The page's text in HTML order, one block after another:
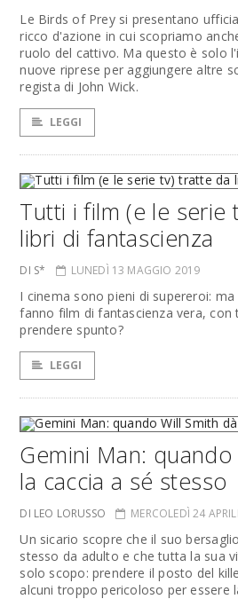
Le Birds of Prey si presentano
ricco d'azione in cui scopriamo
ruolo del cattivo. Ma questo è solo
nuove riprese per aggiungere altre
regista di John Wick.
LEGGI
Tutti i film (e le serie
libri di fantascienza
DI S* LUNEDÌ 13 MAGGIO 2019
I cinema sono pieni di supereroi:
fanno film di fantascienza vera, con
prendere spunto?
LEGGI
Gemini Man: quando
la caccia a sé stesso
DI LEO LORUSSO MERCOLEDÌ 24
Un sicario scopre che il suo
stesso da adulto e che tutta la sua
solo scopo: prendere il posto del
alcuni troppo pericoloso per essere